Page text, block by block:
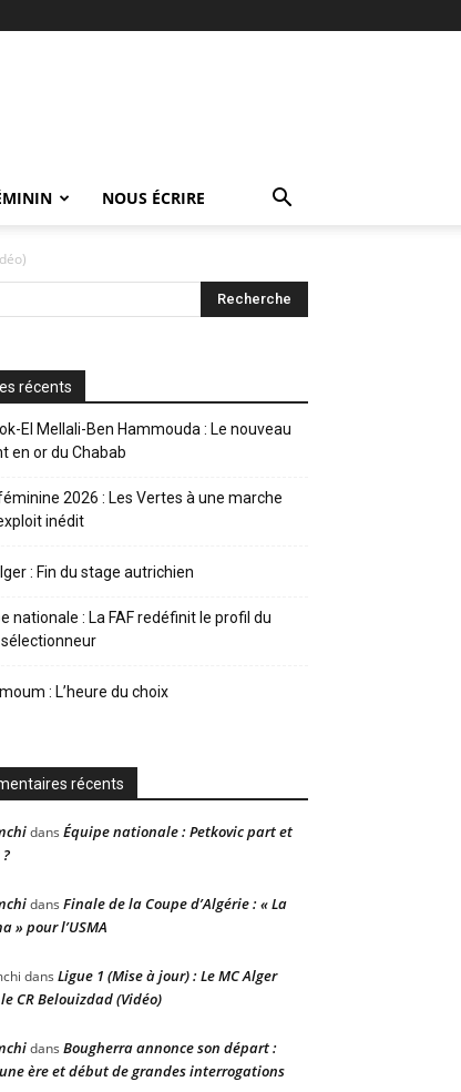
NOUS ÉCRIRE
récents
El Mellali-Ben Hammouda : Le nouveau
en or du Chabab
2026 : Les Vertes à une marche
inédit
: Fin du stage autrichien
nationale : La FAF redéfinit le profil du
: L’heure du choix
récents
dans Équipe nationale : Petkovic part et
dans Finale de la Coupe d’Algérie : « La
» pour l’USMA
dans Ligue 1 (Mise à jour) : Le MC Alger
CR Belouizdad (Vidéo)
dans Bougherra annonce son départ :
ère et début de grandes interrogations